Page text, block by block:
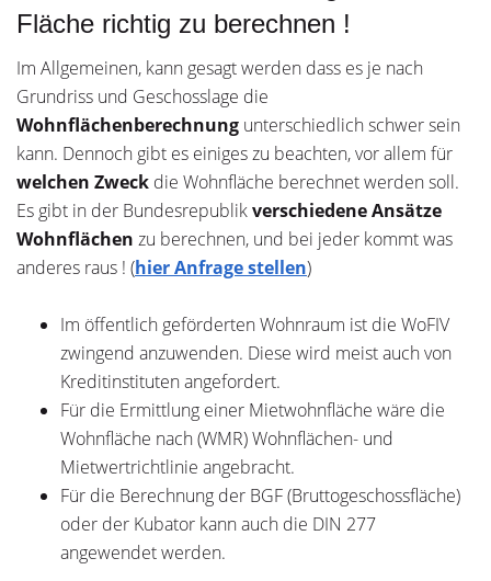
Fläche richtig zu berechnen !
Im Allgemeinen, kann gesagt werden dass es je nach
Grundriss und Geschosslage die
Wohnflächenberechnung unterschiedlich schwer sein
kann. Dennoch gibt es einiges zu beachten, vor allem für
welchen Zweck die Wohnfläche berechnet werden soll.
Es gibt in der Bundesrepublikverschiedene Ansätze
Wohnflächen zu berechnen, und bei jeder kommt was
anderes raus ! (hier Anfrage stellen)
Im öffentlich geförderten Wohnraum ist die WoFIV
zwingend anzuwenden. Diese wird meist auch von
Kreditinstituten angefordert.
Für die Ermittlung einer Mietwohnfläche wäre die
Wohnfläche nach (WMR) Wohnflächen- und
Mietwertrichtlinie angebracht.
Für die Berechnung der BGF (Bruttogeschossfläche)
oder der Kubator kann auch die DIN 277
angewendet werden.